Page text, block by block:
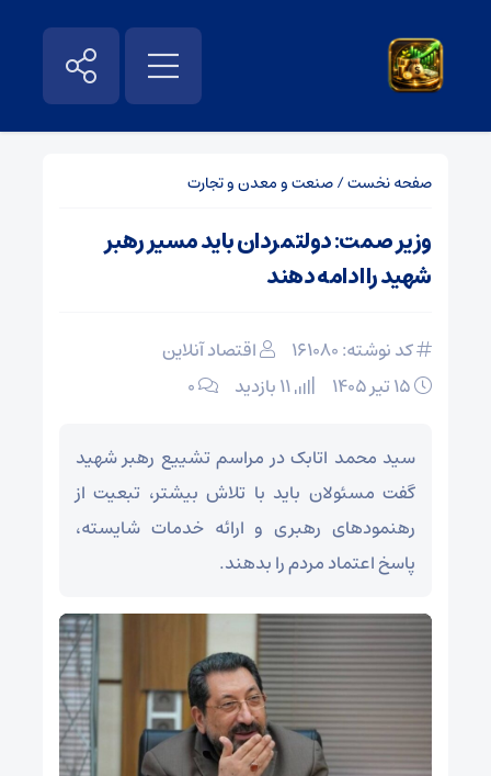
صفحه نخست/صنعت و معدن و تجارت
وزیر صمت: دولتمردان باید مسیر رهبر
شهید را ادامه دهند
کد نوشته: 161080
اقتصاد آنلاین
۰
سید محمد اتابک در مراسم تشییع رهبر شهید
گفت مسئولان باید با تلاش بیشتر، تبعیت از
رهنمودهای رهبری و ارائه خدمات شایسته،
پاسخ اعتماد مردم را بدهند.